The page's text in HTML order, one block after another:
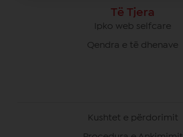
Të Tjera
Ipko web selfcare
Qendra e të dhenave
Kushtet e përdorimit